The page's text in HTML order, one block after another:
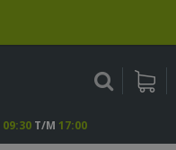
09:30T/M 17:00